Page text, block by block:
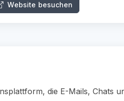
Website besuchen
die E-Mails, Chats